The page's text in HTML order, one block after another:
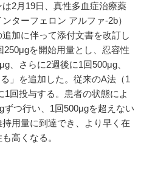
2月19日、真性多血症治療薬
ターフェロン アルファ-2b）
加に伴って添付文書を改訂し
を開始用量とし、忍容性
、さらに2週後に1回500μg、
」を追加した。従来のA法（1
回投与する。患者の状態によ
ずつ行い、1回500μgを超えない
用量に到達でき、より早く在
高くなる。